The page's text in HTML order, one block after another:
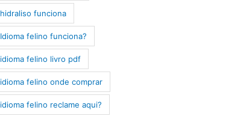
hidraliso funciona
Idioma felino funciona?
idioma felino livro pdf
idioma felino onde comprar
idioma felino reclame aqui?